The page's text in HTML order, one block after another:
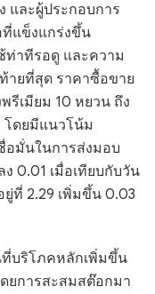
และผู้ประกอบการ
แข็งแกร่งขึ้น
ท่าทีรอดู และความ
ายที่สุด ราคาซื้อขาย
รีเมียม 10 หยวน ถึง
โดยมีแนวโน้ม
อมั่นในการส่งมอบ
0.01 เมื่อเทียบกับวัน
ที่ 2.29 เพิ่มขึ้น 0.03
บริโภคหลักเพิ่มขึ้น
ยการสะสมสต๊อกมา